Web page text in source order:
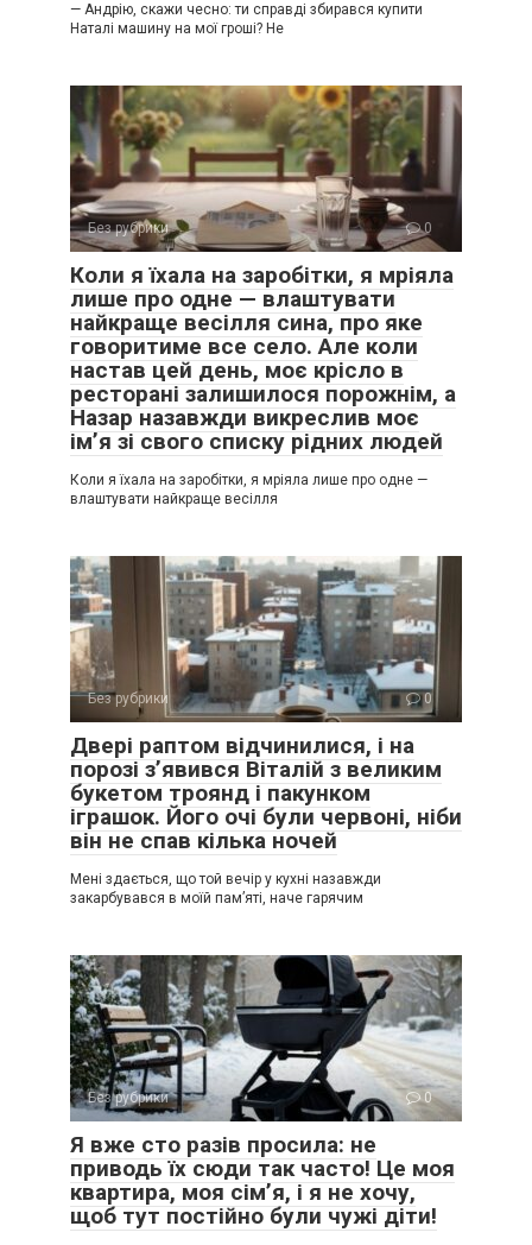
— Андрію, скажи чесно: ти справді збирався купити
Наталі машину на мої гроші? Не
Без рубрики 0
Коли я їхала на заробітки, я мріяла
лише про одне — влаштувати
найкраще весілля сина, про яке
говоритиме все село. Але коли
настав цей день, моє крісло в
ресторані залишилося порожнім, а
Назар назавжди викреслив моє
ім’я зі свого списку рідних людей
Коли я їхала на заробітки, я мріяла лише про одне —
влаштувати найкраще весілля
Без рубрики 0
Двері раптом відчинилися, і на
порозі з’явився Віталій з великим
букетом троянд і пакунком
іграшок. Його очі були червоні, ніби
він не спав кілька ночей
Мені здається, що той вечір у кухні назавжди
закарбувався в моїй пам’яті, наче гарячим
Без рубрики 0
Я вже сто разів просила: не
приводь їх сюди так часто! Це моя
квартира, моя сім’я, і я не хочу,
щоб тут постійно були чужі діти!